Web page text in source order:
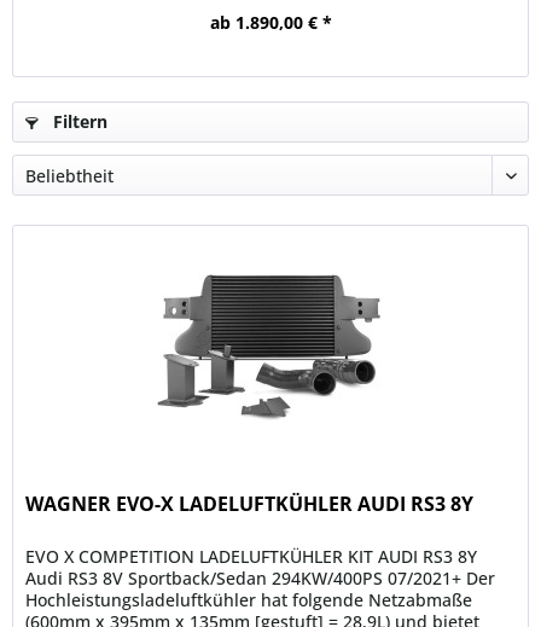
ab 1.890,00 € *
Filtern
WAGNER EVO-X LADELUFTKÜHLER AUDI RS3 8Y
EVO X COMPETITION LADELUFTKÜHLER KIT AUDI RS3 8Y
Audi RS3 8V Sportback/Sedan 294KW/400PS 07/2021+ Der
Hochleistungsladeluftkühler hat folgende Netzabmaße
(600mm x 395mm x 135mm [gestuft] = 28,9L) und bietet